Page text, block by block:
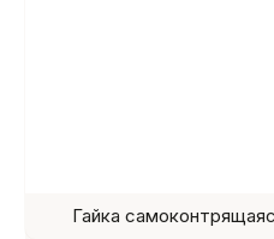
Гайка